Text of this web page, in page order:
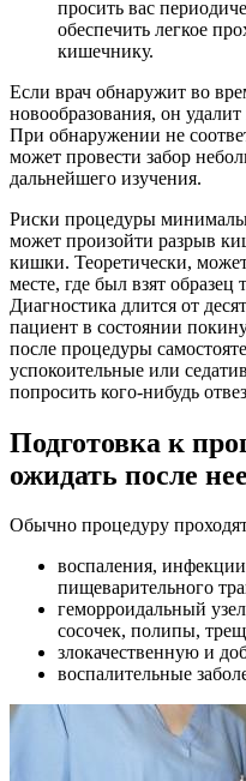
просить вас
обеспечить легкое
кишечнику.
Если врач обнаружит во
новообразования, он
При обнаружении не
может провести забор
дальнейшего изучения.
Риски процедуры
может произойти разрыв
кишки. Теоретически,
месте, где был взят образец
Диагностика длится от
пациент в состоянии
после процедуры
успокоительные или
попросить кого-нибудь
Подготовка к
ожидать после нее
Обычно процедуру
воспаления,
пищеварительного
геморроидальный
сосочек, полипы,
злокачественную и
воспалительные